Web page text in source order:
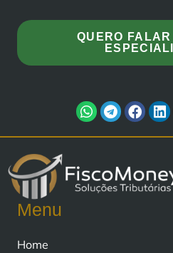
QUERO FALAR
Menu
Home